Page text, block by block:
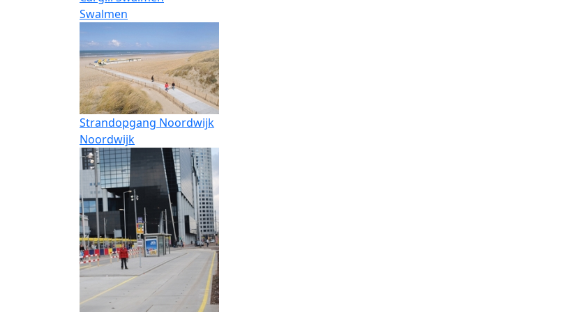
Swalmen
Strandopgang Noordwijk
Noordwijk